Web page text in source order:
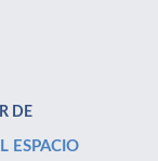
DE
ESPACIO